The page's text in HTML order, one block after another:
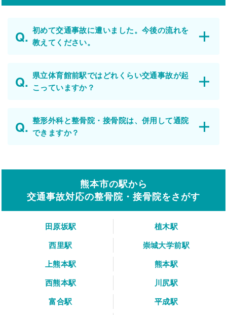
初めて交通事故に遭いました。今後の流れを
教えてください。
県立体育館前駅ではどれくらい交通事故が起
こっていますか？
整形外科と整骨院・接骨院は、併用して通院
できますか？
熊本市の駅から
交通事故対応の整骨院・接骨院をさがす
田原坂駅
植木駅
西里駅
崇城大学前駅
上熊本駅
熊本駅
西熊本駅
川尻駅
富合駅
平成駅